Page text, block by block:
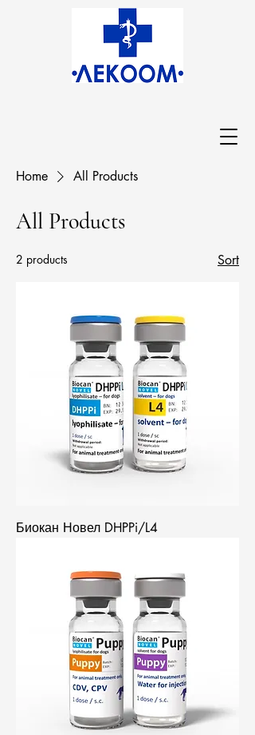
Home All Products
All Products
2 products Sort
Биокан Новел DHPPi/L4